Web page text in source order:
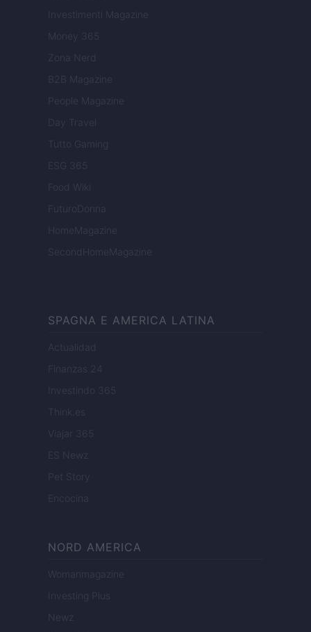
Investimenti Magazine
Money 365
Zona Nerd
B2B Magazine
People Magazine
Day Travel
Tutto Gaming
ESG 365
Food Wiki
FuturoDonna
HomeMagazine
SecondHomeMagazine
SPAGNA E AMERICA LATINA
Actualidad
Finanzas 24
Investindo 365
Think.es
Viajar 365
ES Newz
Pet Story
Encocina
NORD AMERICA
Womanmagazine
Investing Plus
Newz